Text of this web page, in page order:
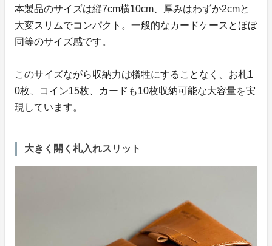
本製品のサイズは縦7cm横10cm、厚みはわずか2cmと
大変スリムでコンパクト。一般的なカードケースとほぼ
同等のサイズ感です。
このサイズながら収納力は犠牲にすることなく、お札1
0枚、コイン15枚、カードも10枚収納可能な大容量を実
現しています。
大きく開く札入れスリット